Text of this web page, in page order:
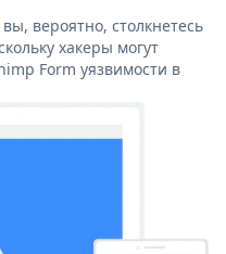
вероятно, столкнетесь
хакеры могут
Form уязвимости в